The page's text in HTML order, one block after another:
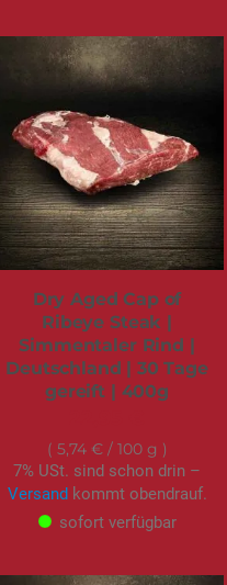
Dry Aged Cap of
Ribeye Steak |
Simmentaler Rind |
Deutschland | 30 Tage
gereift | 400g
5,74 €/ 100 g
7% USt. sind schon drin –
Versandkommt obendrauf.
sofort verfügbar